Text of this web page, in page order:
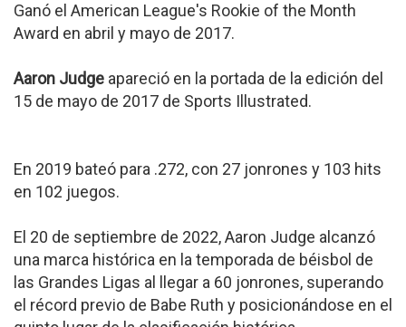
Ganó el American League's Rookie of the Month
Award en abril y mayo de 2017.
Aaron Judge apareció en la portada de la edición del
15 de mayo de 2017 de Sports Illustrated.
En 2019 bateó para .272, con 27 jonrones y 103 hits
en 102 juegos.
El 20 de septiembre de 2022, Aaron Judge alcanzó
una marca histórica en la temporada de béisbol de
las Grandes Ligas al llegar a 60 jonrones, superando
el récord previo de Babe Ruth y posicionándose en el